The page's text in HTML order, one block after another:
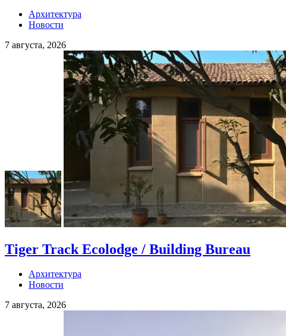
Архитектура
Новости
7 августа, 2026
Tiger Track Ecolodge / Building Bureau
Архитектура
Новости
7 августа, 2026